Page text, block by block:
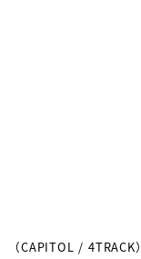
CAPITOL / 4TRACK）